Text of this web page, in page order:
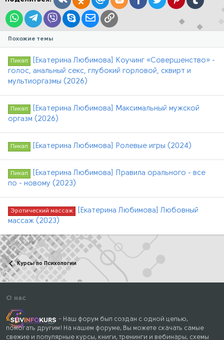
WhatsAppTelegram
ViberSkypeЭлектронная почта
Ссылка
Похожие темы
Пикап
[Екатерина Любимова] Коучинг «Совершенство» -
голос, анальный секс, глубокий горловой, сквирт и
мультиоргазмы (2026)
Пикап
[Екатерина Любимова] Максимальный мужской
оргазм (2026)
Пикап [Екатерина Любимова] Ролевые игры (2024)
Пикап
[Екатерина Любимова] Правила орального - все
по - новому (2023)
Эротический массаж
[Екатерина Любимова] Любовный
массаж (2023)
Курсы по Психологии
О нас
- Наш форум был создан с одной целью,
помогать другим! На нашем форуме, Вы можете скачать самые
свежие и популярные курсы, книги, тренинги и вебинары, схемы